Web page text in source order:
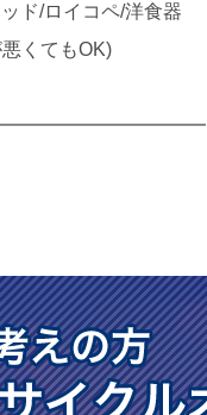
ド/ロイコペ/洋食器
くてもOK)